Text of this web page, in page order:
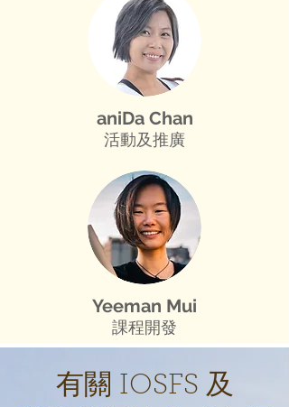
aniDa Chan
活動及推廣
Yeeman Mui
課程開發
有關 IOSFS 及